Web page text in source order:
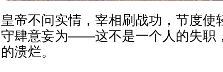
皇帝不问实情，宰相刷战功，节度使
守肆意妄为——这不是一个人的失职
的溃烂。